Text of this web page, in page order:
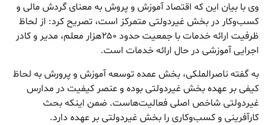
وی با بیان این که اقتصاد آموزش و پروش به معنای گردش مالی و
کسب‌وکار در بخش غیردولتی متمرکز است، تصریح کرد: از لحاظ
ظرفیت ارائه خدمات با جمعیت حدود ۲۵۰هزار معلم، مدیر و کادر
اجرایی آموزشی در حال ارائه خدمات است.
به گفته ناصر‌الملکی، بخش عمده توسعه آموزش و پرورش به لحاظ
کیفی بر عهده بخش غیردولتی بوده و عنصر کیفیت در مدارس
غیردولتی شاخص اصلی فعالیت‌هاست. ضمن اینکه بحث
کارآفرینی و کسب‌و‌کاری را بخش غیردولتی بر عهده دارد.